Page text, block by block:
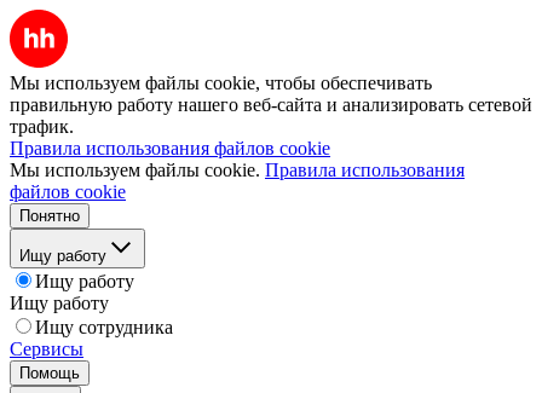
Мы используем файлы cookie, чтобы обеспечивать
правильную работу нашего веб-сайта и анализировать сетевой
трафик.
Правила использования файлов cookie
Мы используем файлы cookie. Правила использования
файлов cookie
Понятно
Ищу работу
Ищу работу
Ищу работу
Ищу сотрудника
Сервисы
Помощь